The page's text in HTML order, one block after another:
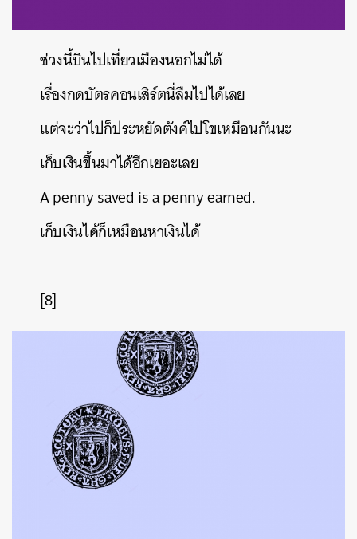
ช่วงนี้บินไปเที่ยวเมืองนอกไม่ได้
เรื่องกดบัตรคอนเสิร์ตนี่ลืมไปได้เลย
แต่จะว่าไปก็ประหยัดตังค์ไปโขเหมือนกันนะ
เก็บเงินขึ้นมาได้อีกเยอะเลย
A penny saved is a penny earned.
เก็บเงินได้ก็เหมือนหาเงินได้
[8]